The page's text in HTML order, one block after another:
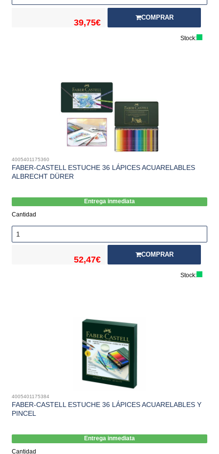
39,75€
COMPRAR
Stock:
4005401175360
FABER-CASTELL ESTUCHE 36 LÁPICES ACUARELABLES
ALBRECHT DÜRER
Entrega inmediata
Cantidad
52,47€
COMPRAR
Stock:
4005401175384
FABER-CASTELL ESTUCHE 36 LÁPICES ACUARELABLES Y
PINCEL
Entrega inmediata
Cantidad